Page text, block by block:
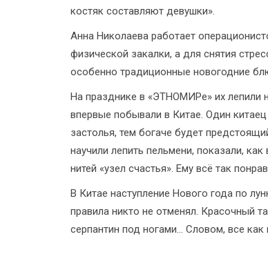
костяк составляют девушки».
Анна Николаева работает
физической закалки, а для снятия
особенно традиционные новогодние
На празднике в «ЭТНОМИРе» их лепили
впервые побывали в Китае. Один
застолья, тем богаче будет
научили лепить пельмени, показали,
нитей «узел счастья». Ему всё так
В Китае наступление Нового года по
правила никто не отменял. Красочный
серпантин под ногами... Словом, все как